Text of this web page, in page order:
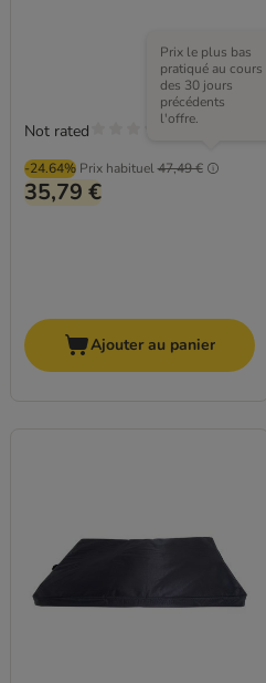
-24.64% Prix habituel47,49 €
Prix le plus bas
pratiqué au cours
des 30 jours
précédents
l'offre.
35,79 €
Not rated
Ajouter au panier